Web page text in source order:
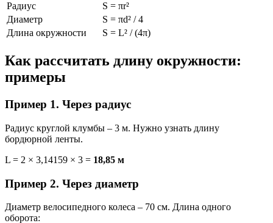
Радиус
S = πr²
Диаметр
S = πd² / 4
Длина окружности
S = L² / (4π)
Как рассчитать длину окружности:
примеры
Пример 1. Через радиус
Радиус круглой клумбы – 3 м. Нужно узнать длину
бордюрной ленты.
L = 2 × 3,14159 × 3 = 18,85 м
Пример 2. Через диаметр
Диаметр велосипедного колеса – 70 см. Длина одного
оборота: